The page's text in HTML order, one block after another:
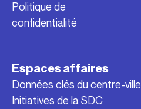
Politique de
confidentialité
Espaces affaires
Données clés du centre-ville
Initiatives de la SDC